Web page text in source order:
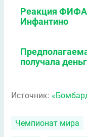
Реакция ФИФА
Инфантино
получала
Источник:
Чемпионат мира